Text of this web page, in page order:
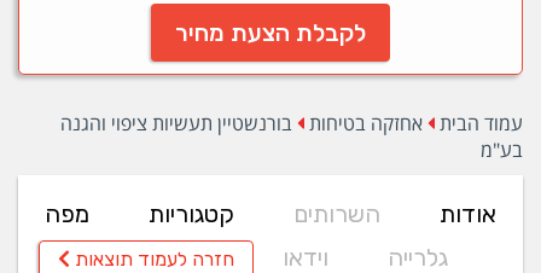
לקבלת הצעת מחיר
עמוד הבית אחזקה בטיחות
בורנשטיין תעשיות ציפוי והגנה
בע"מ
אודות השרותים קטגוריות
מפה
גלרייה
וידאו חזרה לעמוד תוצאות